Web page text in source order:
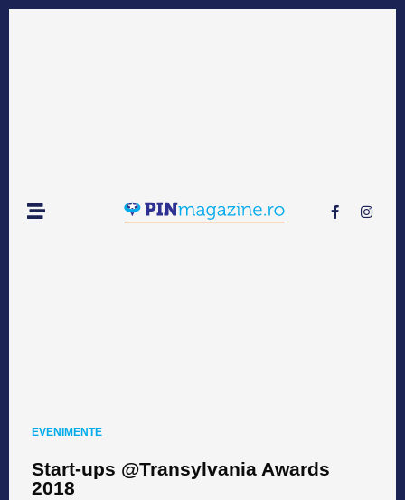
EVENIMENTE
Start-ups @Transylvania Awards
2018